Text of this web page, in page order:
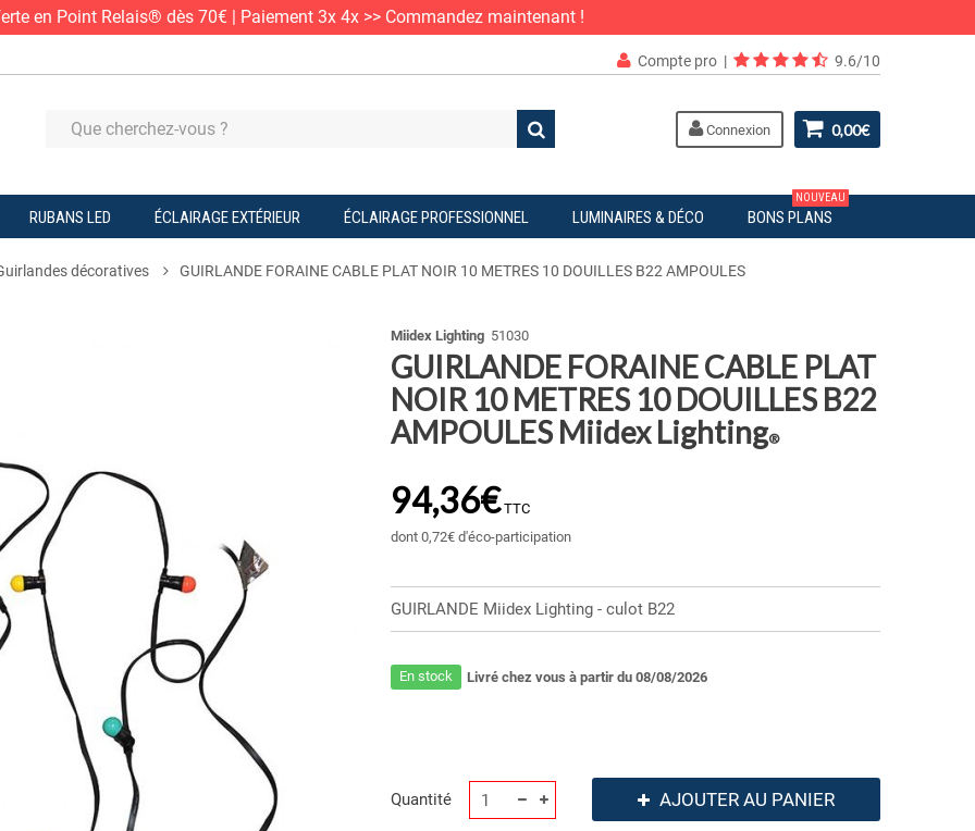
en Point Relais® dès 70€ | Paiement 3x 4x >> Commandez maintenant !
Compte pro | 9.6/10
0,00€
Connexion
RUBANS LED ÉCLAIRAGE EXTÉRIEUR ÉCLAIRAGE PROFESSIONNEL LUMINAIRES & DÉCO BONS PLANS
NOUVEAU
décoratives GUIRLANDE FORAINE CABLE PLAT NOIR 10 METRES 10 DOUILLES B22 AMPOULES
Miidex Lighting 51030
GUIRLANDE FORAINE CABLE PLAT
NOIR 10 METRES 10 DOUILLES B22
AMPOULES Miidex Lighting®
94,36€TTC
dont 0,72€ d'éco-participation
GUIRLANDE Miidex Lighting - culot B22
En stock Livré chez vous à partir du 08/08/2026
Quantité AJOUTER AU PANIER